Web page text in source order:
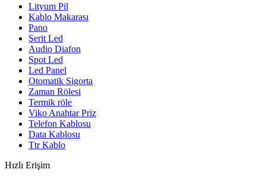
Lityum Pil
Kablo Makarası
Pano
Şerit Led
Audio Diafon
Spot Led
Led Panel
Otomatik Sigorta
Zaman Rölesi
Termik röle
Viko Anahtar Priz
Telefon Kablosu
Data Kablosu
Ttr Kablo
Hızlı Erişim